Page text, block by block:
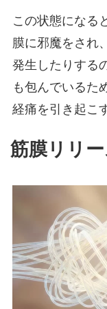
この状態になる
膜に邪魔をされ
発生したりする
も包んでいるた
経痛を引き起こ
筋膜リリ